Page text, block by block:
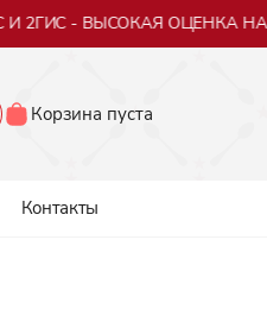
И 2ГИС - ВЫСОКАЯ ОЦЕНКА
Корзина пуста
Контакты